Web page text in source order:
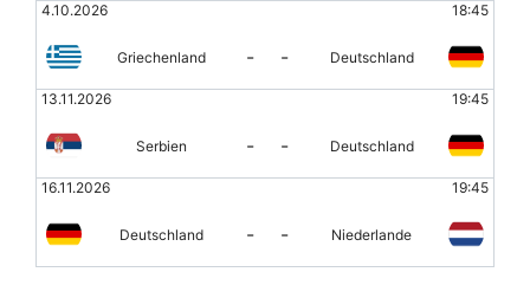
4.10.2026 18:45
Griechenland - - Deutschland
13.11.2026 19:45
Serbien - - Deutschland
16.11.2026 19:45
Deutschland - - Niederlande